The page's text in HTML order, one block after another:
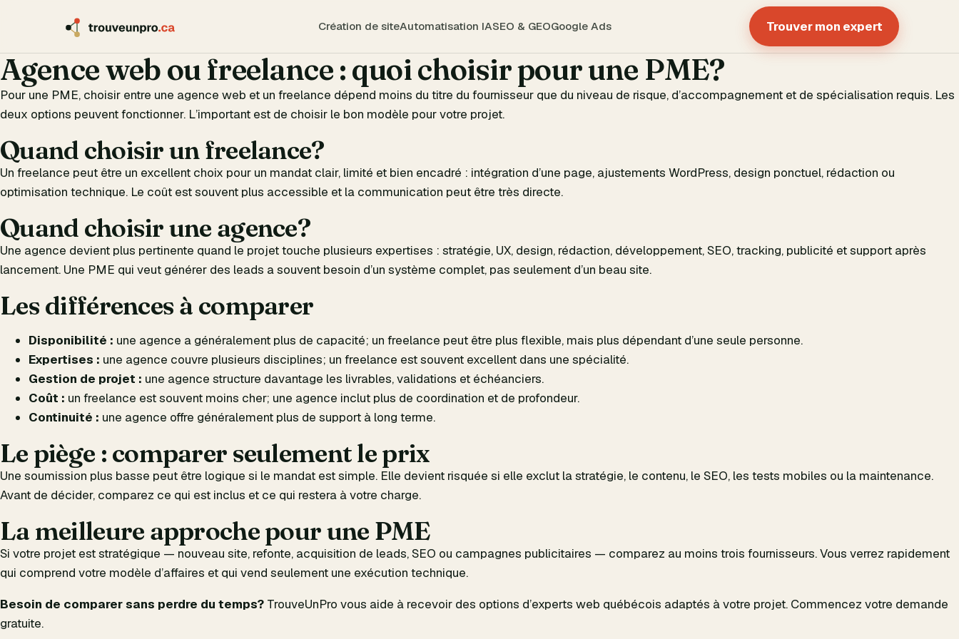
Création de siteAutomatisation IASEO & GEOGoogle Ads Trouver mon expert
Agence web ou freelance : quoi choisir pour une PME?
Pour une PME, choisir entre une agence web et un freelance dépend moins du titre du fournisseur que du niveau de risque, d’accompagnement et de spécialisation requis. Les
deux options peuvent fonctionner. L’important est de choisir le bon modèle pour votre projet.
Quand choisir un freelance?
Un freelance peut être un excellent choix pour un mandat clair, limité et bien encadré : intégration d’une page, ajustements WordPress, design ponctuel, rédaction ou
optimisation technique. Le coût est souvent plus accessible et la communication peut être très directe.
Quand choisir une agence?
Une agence devient plus pertinente quand le projet touche plusieurs expertises : stratégie, UX, design, rédaction, développement, SEO, tracking, publicité et support après
lancement. Une PME qui veut générer des leads a souvent besoin d’un système complet, pas seulement d’un beau site.
Les différences à comparer
Disponibilité : une agence a généralement plus de capacité; un freelance peut être plus flexible, mais plus dépendant d’une seule personne.
Expertises : une agence couvre plusieurs disciplines; un freelance est souvent excellent dans une spécialité.
Gestion de projet : une agence structure davantage les livrables, validations et échéanciers.
Coût : un freelance est souvent moins cher; une agence inclut plus de coordination et de profondeur.
Continuité : une agence offre généralement plus de support à long terme.
Le piège : comparer seulement le prix
Une soumission plus basse peut être logique si le mandat est simple. Elle devient risquée si elle exclut la stratégie, le contenu, le SEO, les tests mobiles ou la maintenance.
Avant de décider, comparez ce qui est inclus et ce qui restera à votre charge.
La meilleure approche pour une PME
Si votre projet est stratégique — nouveau site, refonte, acquisition de leads, SEO ou campagnes publicitaires — comparez au moins trois fournisseurs. Vous verrez rapidement
qui comprend votre modèle d’affaires et qui vend seulement une exécution technique.
Besoin de comparer sans perdre du temps? TrouveUnPro vous aide à recevoir des options d’experts web québécois adaptés à votre projet. Commencez votre demande
gratuite.